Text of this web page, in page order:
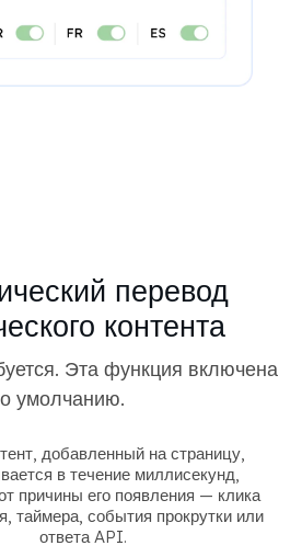
перевод
контента
Эта функция включена
умолчанию.
добавленный на страницу,
в течение миллисекунд,
причины его появления — клика
таймера, события прокрутки или
ответа API.